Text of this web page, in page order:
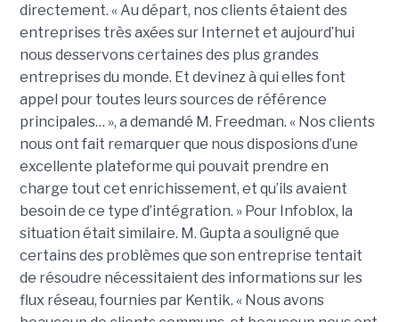
directement. « Au départ, nos clients étaient des
entreprises très axées sur Internet et aujourd’hui
nous desservons certaines des plus grandes
entreprises du monde. Et devinez à qui elles font
appel pour toutes leurs sources de référence
principales… », a demandé M. Freedman. « Nos clients
nous ont fait remarquer que nous disposions d’une
excellente plateforme qui pouvait prendre en
charge tout cet enrichissement, et qu’ils avaient
besoin de ce type d’intégration. » Pour Infoblox, la
situation était similaire. M. Gupta a souligné que
certains des problèmes que son entreprise tentait
de résoudre nécessitaient des informations sur les
flux réseau, fournies par Kentik. « Nous avons